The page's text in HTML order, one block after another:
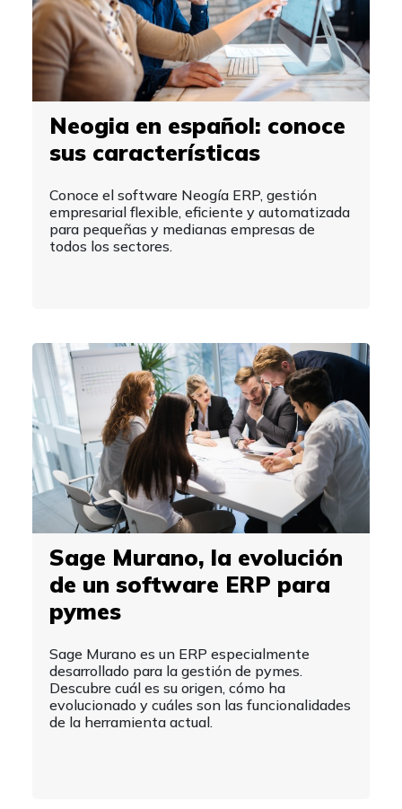
Neogia en español: conoce
sus características
Conoce el software Neogía ERP, gestión
empresarial flexible, eficiente y automatizada
para pequeñas y medianas empresas de
todos los sectores.
Sage Murano, la evolución
de un software ERP para
pymes
Sage Murano es un ERP especialmente
desarrollado para la gestión de pymes.
Descubre cuál es su origen, cómo ha
evolucionado y cuáles son las funcionalidades
de la herramienta actual.